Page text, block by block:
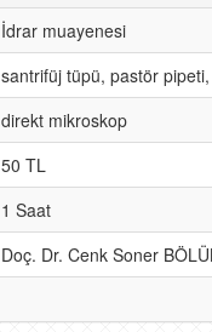
İdrar muayenesi
santrifüj tüpü, pastör
direkt mikroskop
50 TL
1 Saat
Doç. Dr. Cenk Soner